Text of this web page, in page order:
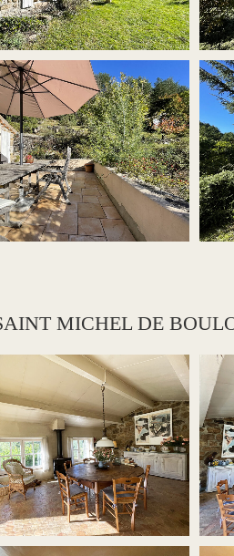
MICHEL DE